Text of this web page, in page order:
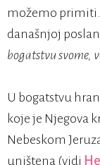
možemo primiti.
današnjoj
bogatstvu svome,
U bogatstvu
koje je Njegova
Nebeskom
uništena (vidi